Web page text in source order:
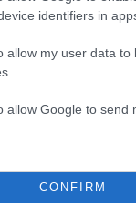
identifiers in
allow my user data
allow Google to send
CONFIRM
Οδικής
Έκτακτης
Βοήθεια σε
ΤΕΡΝΑ,